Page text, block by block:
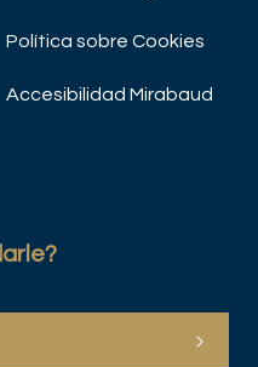
Política sobre Cookies
Accesibilidad Mirabaud